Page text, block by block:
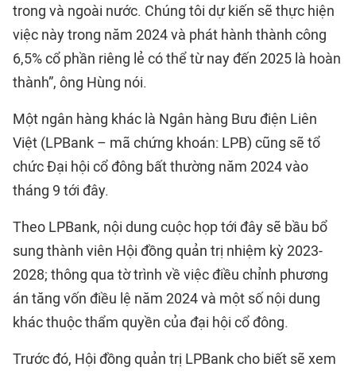
trong và ngoài nước. Chúng tôi dự kiến sẽ thực hiện
việc này trong năm 2024 và phát hành thành công
6,5% cổ phần riêng lẻ có thể từ nay đến 2025 là hoàn
thành”, ông Hùng nói.
Một ngân hàng khác là Ngân hàng Bưu điện Liên
Việt (LPBank – mã chứng khoán: LPB) cũng sẽ tổ
chức Đại hội cổ đông bất thường năm 2024 vào
tháng 9 tới đây.
Theo LPBank, nội dung cuộc họp tới đây sẽ bầu bổ
sung thành viên Hội đồng quản trị nhiệm kỳ 2023-
2028; thông qua tờ trình về việc điều chỉnh phương
án tăng vốn điều lệ năm 2024 và một số nội dung
khác thuộc thẩm quyền của đại hội cổ đông.
Trước đó, Hội đồng quản trị LPBank cho biết sẽ xem